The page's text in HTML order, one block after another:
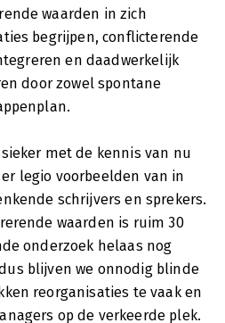
waarden in zich
begrijpen, conflicterende
en daadwerkelijk
door zowel spontane
met de kennis van nu
legio voorbeelden van in
schrijvers en sprekers.
waarden is ruim 30
onderzoek helaas nog
blijven we onnodig blinde
reorganisaties te vaak en
op de verkeerde plek.